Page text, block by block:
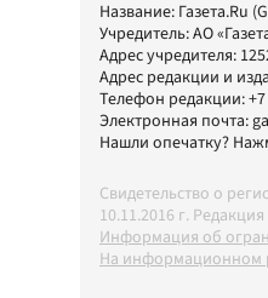
Название: Газета.Ru
Учредитель:АО
Адрес учредителя:
Адрес редакции и
Телефон редакции:
Электронная почта:
Нашли опечатку?
Свидетельство о
10.11.2016 г.
Информация об
На информационном